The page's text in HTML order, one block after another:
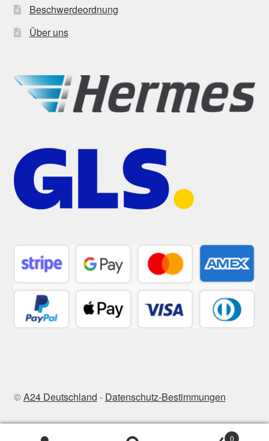
Beschwerdeordnung
Über uns
©A24 Deutschland - Datenschutz-Bestimmungen
0